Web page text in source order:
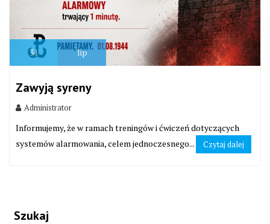
31 lip
Zawyją syreny
Administrator
Informujemy, że w ramach treningów i ćwiczeń dotyczących
systemów alarmowania, celem jednoczesnego...
Czytaj dalej
Szukaj